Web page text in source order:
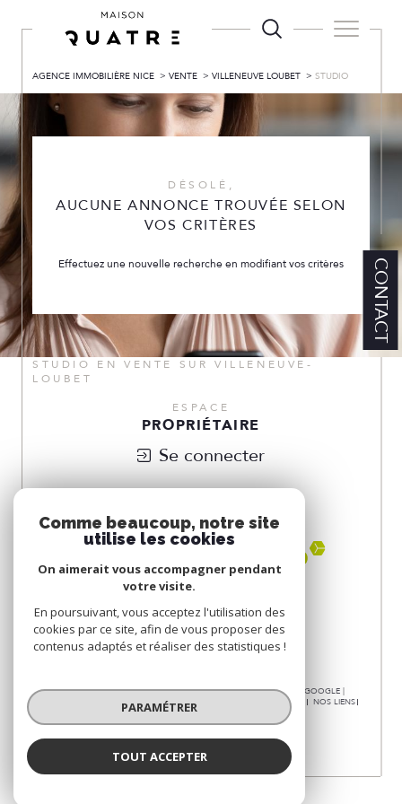
CONTACT
AGENCE IMMOBILIÈRE NICE VENTE VILLENEUVE LOUBET STUDIO
DÉSOLÉ,
AUCUNE ANNONCE TROUVÉE SELON
VOS CRITÈRES
Effectuez une nouvelle recherche en modifiant vos critères
STUDIO EN VENTE SUR VILLENEUVE-
LOUBET
ESPACE
PROPRIÉTAIRE
Se connecter
ADHÉRONS
© 2026 | TOUS DROITS RÉSERVÉS | TRADUCTION POWERED BY GOOGLE |
PLAN DU SITE MENTIONS LÉGALES ADMIN
NOS LIENS
POLITIQUE RGPD
Comme beaucoup, notre site
utilise les cookies
On aimerait vous accompagner pendant
votre visite.
En poursuivant, vous acceptez l'utilisation des
cookies par ce site, afin de vous proposer des
contenus adaptés et réaliser des statistiques !
PARAMÉTRER
TOUT ACCEPTER